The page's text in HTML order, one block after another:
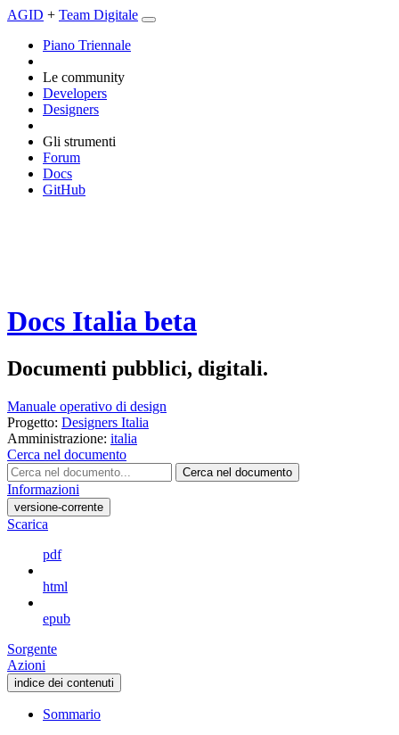
AGID + Team Digitale
Piano Triennale
Le community
Developers
Designers
Gli strumenti
Forum
Docs
GitHub
Docs Italia beta
Documenti pubblici, digitali.
Manuale operativo di design
Progetto: Designers Italia
Amministrazione: italia
Cerca nel documento
Cerca nel documento
Informazioni
versione-corrente
Scarica
pdf
html
epub
Sorgente
Azioni
indice dei contenuti
Sommario